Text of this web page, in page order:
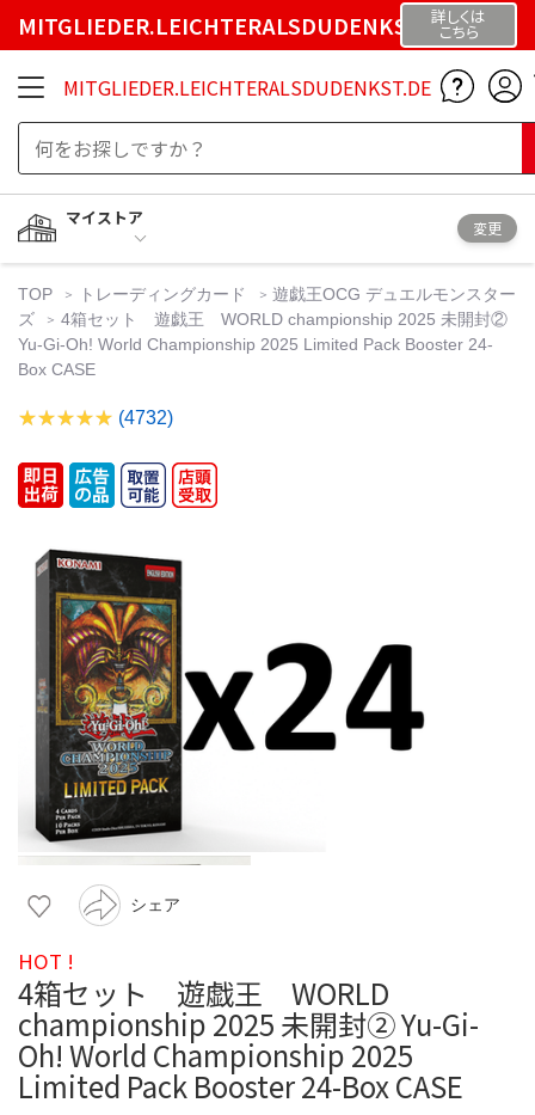
MITGLIEDER.LEICHTERALSDUDENKST.DE詳しくは
こちら
MITGLIEDER.LEICHTERALSDUDENKST.DE
マイストア
変更
TOP トレーディングカード
遊戯王OCG デュエルモンスター
ズ
4箱セット 遊戯王 WORLD championship 2025 未開封②
Yu-Gi-Oh! World Championship 2025 Limited Pack Booster 24-
Box CASE
(4732)
シェア
HOT !
4箱セット 遊戯王 WORLD
championship 2025 未開封② Yu-Gi-
Oh! World Championship 2025
Limited Pack Booster 24-Box CASE